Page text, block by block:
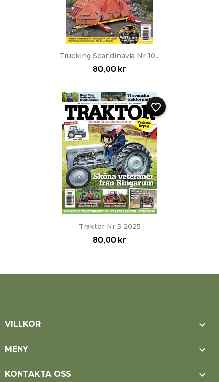
Trucking Scandinavia Nr 10...
80,00 kr
Traktor Nr 5 2025
80,00 kr
favorite_border
VILLKOR 
MENY 
KONTAKTA OSS 